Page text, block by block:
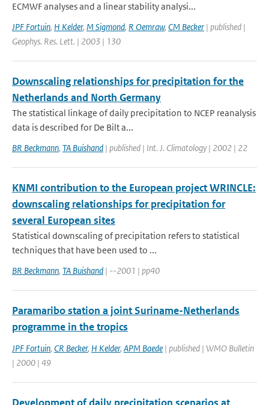
ECMWF analyses and a linear stability analysi...
JPF Fortuin, H Kelder, M Sigmond, R Oemraw, CM Becker | published |
Geophys. Res. Lett. | 2003 | 130
Downscaling relationships for precipitation for the
Netherlands and North Germany
The statistical linkage of daily precipitation to NCEP reanalysis
data is described for De Bilt a...
BR Beckmann, TA Buishand | published | Int. J. Climatology | 2002 | 22
KNMI contribution to the European project WRINCLE:
downscaling relationships for precipitation for
several European sites
Statistical downscaling of precipitation refers to statistical
techniques that have been used to ...
BR Beckmann, TA Buishand | --2001 | pp40
Paramaribo station a joint Suriname-Netherlands
programme in the tropics
JPF Fortuin, CR Becker, H Kelder, APM Baede | published | WMO Bulletin
| 2000 | 49